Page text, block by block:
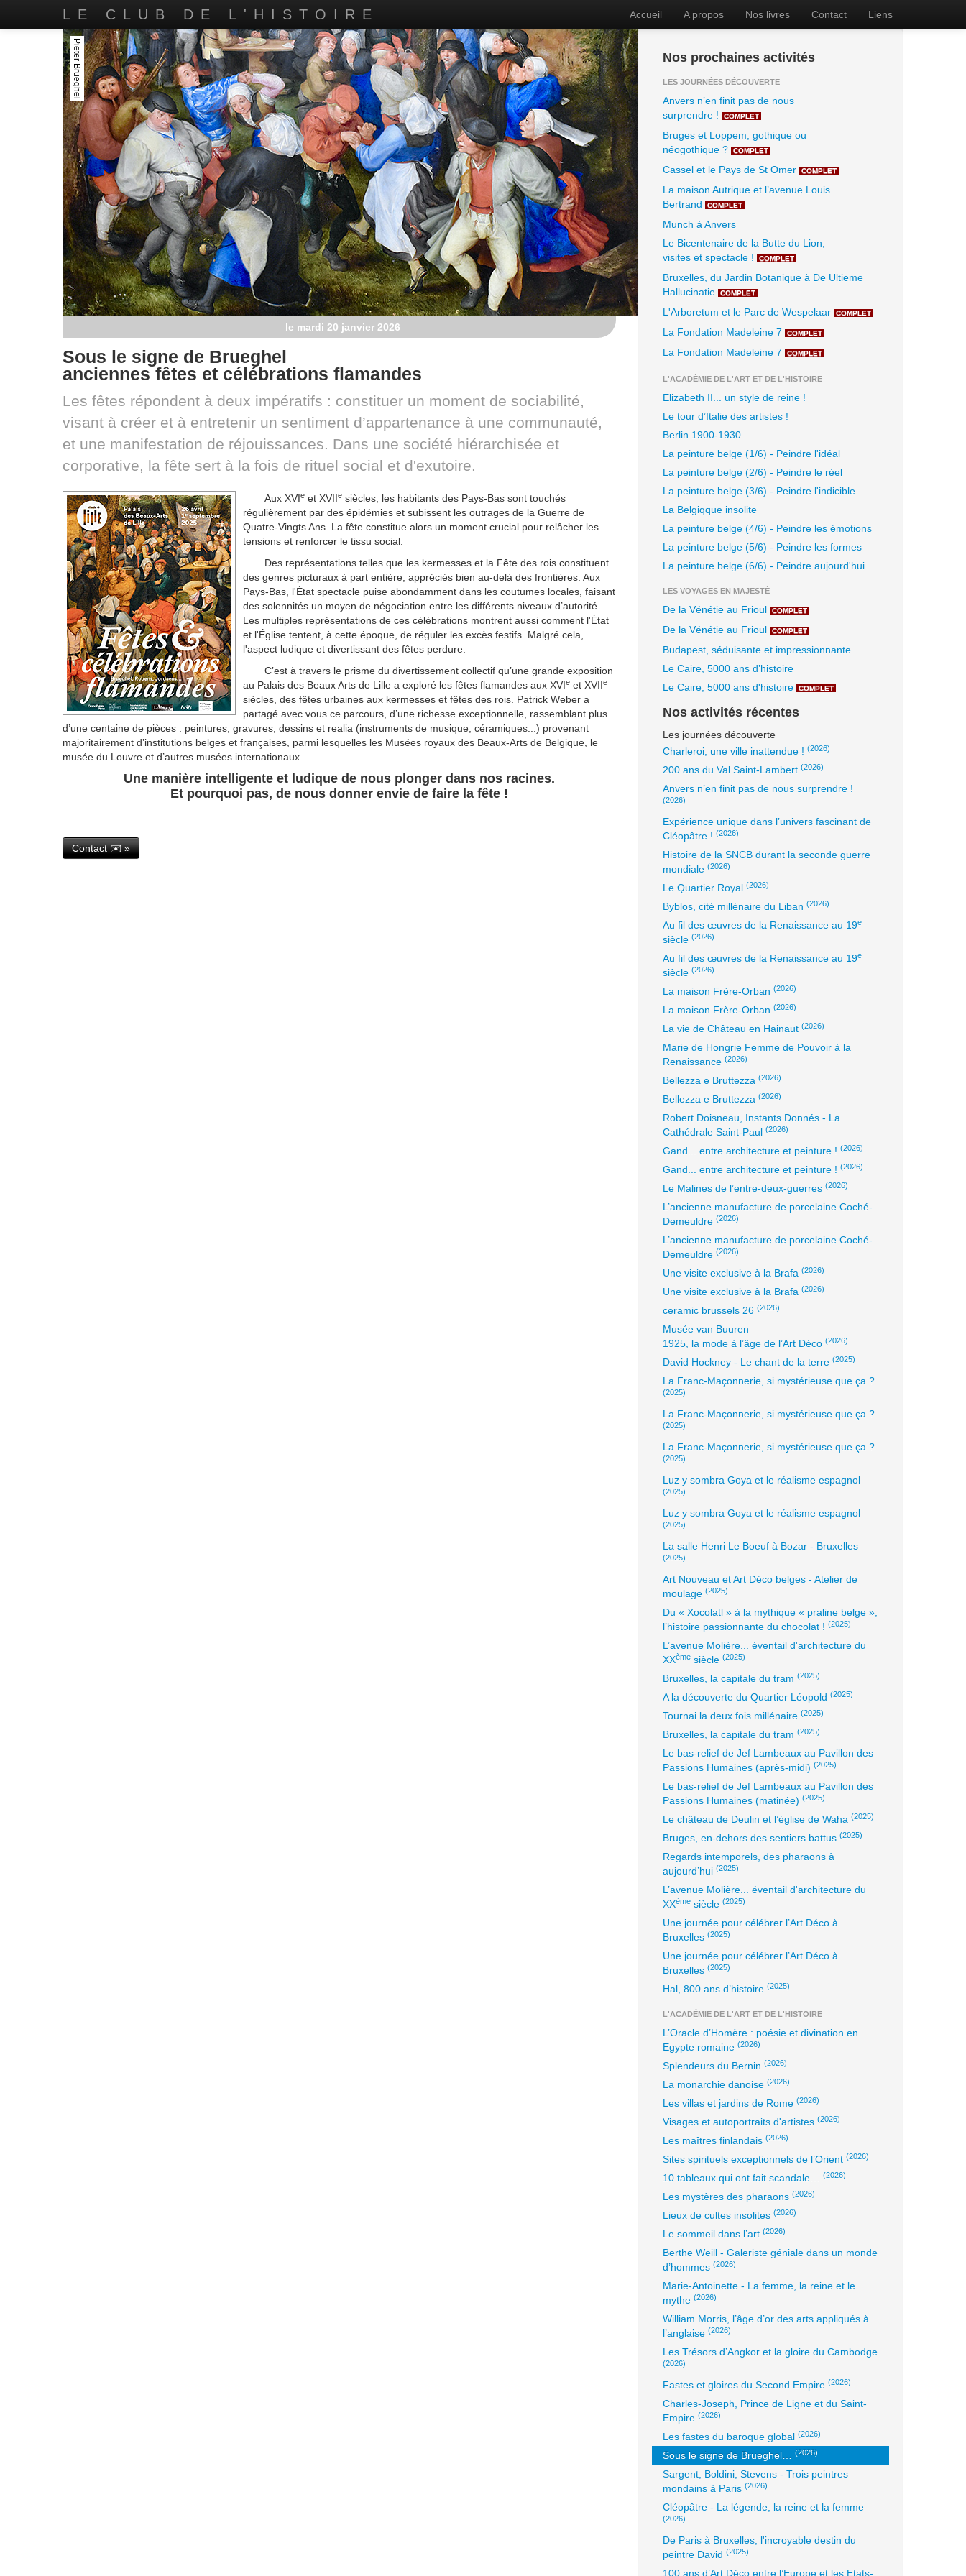
LE CLUB DE L'HISTOIRE Accueil A propos Nos livres Contact Liens
Pieter Brueghel
le mardi 20 janvier 2026
Sous le signe de Brueghel
anciennes fêtes et célébrations flamandes
Les fêtes répondent à deux impératifs : constituer un moment de sociabilité,
visant à créer et à entretenir un sentiment d’appartenance à une communauté,
et une manifestation de réjouissances. Dans une société hiérarchisée et
corporative, la fête sert à la fois de rituel social et d'exutoire.
Aux XVIe et XVIIe siècles, les habitants des Pays-Bas sont touchés
régulièrement par des épidémies et subissent les outrages de la Guerre de
Quatre-Vingts Ans. La fête constitue alors un moment crucial pour relâcher les
tensions et renforcer le tissu social.
Des représentations telles que les kermesses et la Fête des rois constituent
des genres picturaux à part entière, appréciés bien au-delà des frontières. Aux
Pays-Bas, l'État spectacle puise abondamment dans les coutumes locales, faisant
des solennités un moyen de négociation entre les différents niveaux d’autorité.
Les multiples représentations de ces célébrations montrent aussi comment l'État
et l'Église tentent, à cette époque, de réguler les excès festifs. Malgré cela,
l'aspect ludique et divertissant des fêtes perdure.
C’est à travers le prisme du divertissement collectif qu’une grande exposition
au Palais des Beaux Arts de Lille a exploré les fêtes flamandes aux XVIe et XVIIe
siècles, des fêtes urbaines aux kermesses et fêtes des rois. Patrick Weber a
partagé avec vous ce parcours, d’une richesse exceptionnelle, rassemblant plus
d’une centaine de pièces : peintures, gravures, dessins et realia (instruments de musique, céramiques...) provenant
majoritairement d’institutions belges et françaises, parmi lesquelles les Musées royaux des Beaux-Arts de Belgique, le
musée du Louvre et d’autres musées internationaux.
Une manière intelligente et ludique de nous plonger dans nos racines.
Et pourquoi pas, de nous donner envie de faire la fête !
Contact ✉️ »
Nos prochaines activités
LES JOURNÉES DÉCOUVERTE
Anvers n’en finit pas de nous
surprendre !
COMPLET
Bruges et Loppem, gothique ou
néogothique ?
COMPLET
Cassel et le Pays de St Omer COMPLET
La maison Autrique et l’avenue Louis
Bertrand
COMPLET
Munch à Anvers
Le Bicentenaire de la Butte du Lion,
visites et spectacle !
COMPLET
Bruxelles, du Jardin Botanique à De Ultieme
Hallucinatie
COMPLET
L'Arboretum et le Parc de Wespelaar COMPLET
La Fondation Madeleine 7 COMPLET
La Fondation Madeleine 7 COMPLET
L'ACADÉMIE DE L'ART ET DE L'HISTOIRE
Elizabeth II... un style de reine !
Le tour d’Italie des artistes !
Berlin 1900-1930
La peinture belge (1/6) - Peindre l'idéal
La peinture belge (2/6) - Peindre le réel
La peinture belge (3/6) - Peindre l'indicible
La Belgiqque insolite
La peinture belge (4/6) - Peindre les émotions
La peinture belge (5/6) - Peindre les formes
La peinture belge (6/6) - Peindre aujourd'hui
LES VOYAGES EN MAJESTÉ
De la Vénétie au Frioul COMPLET
De la Vénétie au Frioul COMPLET
Budapest, séduisante et impressionnante
Le Caire, 5000 ans d’histoire
Le Caire, 5000 ans d'histoire
COMPLET
Nos activités récentes
Les journées découverte
Charleroi, une ville inattendue ! (2026)
200 ans du Val Saint-Lambert (2026)
Anvers n’en finit pas de nous surprendre !
(2026)
Expérience unique dans l’univers fascinant de
Cléopâtre ! (2026)
Histoire de la SNCB durant la seconde guerre
mondiale (2026)
Le Quartier Royal (2026)
Byblos, cité millénaire du Liban (2026)
Au fil des œuvres de la Renaissance au 19e
siècle (2026)
Au fil des œuvres de la Renaissance au 19e
siècle (2026)
La maison Frère-Orban (2026)
La maison Frère-Orban (2026)
La vie de Château en Hainaut (2026)
Marie de Hongrie Femme de Pouvoir à la
Renaissance (2026)
Bellezza e Bruttezza (2026)
Bellezza e Bruttezza (2026)
Robert Doisneau, Instants Donnés - La
Cathédrale Saint-Paul (2026)
Gand... entre architecture et peinture ! (2026)
Gand... entre architecture et peinture ! (2026)
Le Malines de l’entre-deux-guerres (2026)
L’ancienne manufacture de porcelaine Coché-
Demeuldre (2026)
L’ancienne manufacture de porcelaine Coché-
Demeuldre (2026)
Une visite exclusive à la Brafa (2026)
Une visite exclusive à la Brafa (2026)
ceramic brussels 26 (2026)
Musée van Buuren
1925, la mode à l’âge de l’Art Déco (2026)
David Hockney - Le chant de la terre (2025)
La Franc-Maçonnerie, si mystérieuse que ça ?
(2025)
La Franc-Maçonnerie, si mystérieuse que ça ?
(2025)
La Franc-Maçonnerie, si mystérieuse que ça ?
(2025)
Luz y sombra Goya et le réalisme espagnol
(2025)
Luz y sombra Goya et le réalisme espagnol
(2025)
La salle Henri Le Boeuf à Bozar - Bruxelles
(2025)
Art Nouveau et Art Déco belges - Atelier de
moulage (2025)
Du « Xocolatl » à la mythique « praline belge »,
l’histoire passionnante du chocolat ! (2025)
L’avenue Molière... éventail d'architecture du
XXème siècle (2025)
Bruxelles, la capitale du tram (2025)
A la découverte du Quartier Léopold (2025)
Tournai la deux fois millénaire (2025)
Bruxelles, la capitale du tram (2025)
Le bas-relief de Jef Lambeaux au Pavillon des
Passions Humaines (après-midi) (2025)
Le bas-relief de Jef Lambeaux au Pavillon des
Passions Humaines (matinée) (2025)
Le château de Deulin et l’église de Waha (2025)
Bruges, en-dehors des sentiers battus (2025)
Regards intemporels, des pharaons à
aujourd’hui (2025)
L’avenue Molière... éventail d'architecture du
XXème siècle (2025)
Une journée pour célébrer l’Art Déco à
Bruxelles (2025)
Une journée pour célébrer l’Art Déco à
Bruxelles (2025)
Hal, 800 ans d’histoire (2025)
L'ACADÉMIE DE L'ART ET DE L'HISTOIRE
L’Oracle d’Homère : poésie et divination en
Egypte romaine (2026)
Splendeurs du Bernin (2026)
La monarchie danoise (2026)
Les villas et jardins de Rome (2026)
Visages et autoportraits d'artistes (2026)
Les maîtres finlandais (2026)
Sites spirituels exceptionnels de l’Orient (2026)
10 tableaux qui ont fait scandale… (2026)
Les mystères des pharaons (2026)
Lieux de cultes insolites (2026)
Le sommeil dans l’art (2026)
Berthe Weill - Galeriste géniale dans un monde
d’hommes (2026)
Marie-Antoinette - La femme, la reine et le
mythe (2026)
William Morris, l’âge d’or des arts appliqués à
l’anglaise (2026)
Les Trésors d’Angkor et la gloire du Cambodge
(2026)
Fastes et gloires du Second Empire (2026)
Charles-Joseph, Prince de Ligne et du Saint-
Empire (2026)
Les fastes du baroque global (2026)
Sous le signe de Brueghel… (2026)
Sargent, Boldini, Stevens - Trois peintres
mondains à Paris (2026)
Cléopâtre - La légende, la reine et la femme
(2026)
De Paris à Bruxelles, l'incroyable destin du
peintre David (2025)
100 ans d’Art Déco entre l’Europe et les Etats-